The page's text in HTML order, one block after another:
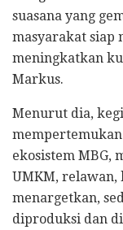
suasana yang
masyarakat siap
meningkatkan
Markus.
Menurut dia,
ekosistem MBG,
UMKM, relawan,
menargetkan,
diproduksi dan